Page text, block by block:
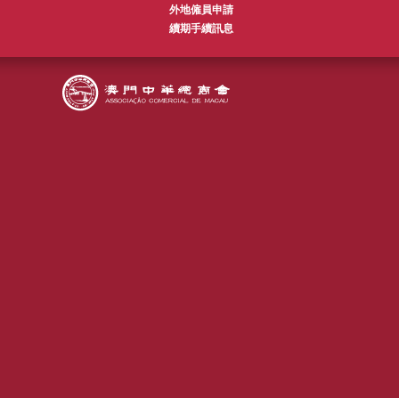
外地僱員申請
續期手續訊息